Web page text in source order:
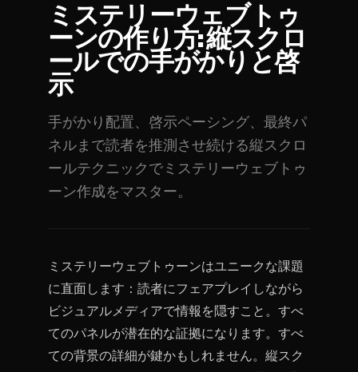
ミステリーウェブトゥ
ーンの作り方: 縦スクロ
ールでの手がかりと啓
示
手がかり配置、啓示ペーシング、最終パ
ネルまで読者を推測させ続ける縦スクロ
ールテクニックでミステリーウェブトゥ
ーン作成をマスター。
ミステリーウェブトゥーンはユニークな課題
に直面します：読者にフェアプレイしながら
ビジュアルメディアで情報を隠すこと。すべ
てのパネルが潜在的な証拠になります。すべ
ての背景の詳細が鍵かもしれません。縦スク